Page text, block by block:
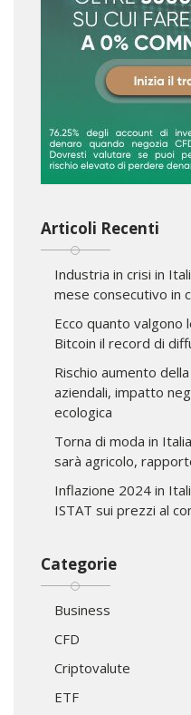
Articoli Recenti
Industria in crisi in
mese consecutivo in
Ecco quanto valgono
Bitcoin il record di
Rischio aumento
aziendali, impatto
ecologica
Torna di moda in
sarà agricolo,
Inflazione 2024 in
ISTAT sui prezzi al
Categorie
Business
CFD
Criptovalute
ETF